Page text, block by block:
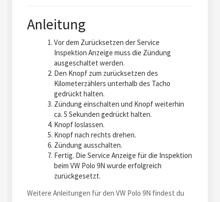
Anleitung
Vor dem Zurücksetzen der Service
Inspektion Anzeige muss die Zündung
ausgeschaltet werden.
Den Knopf zum zurücksetzen des
Kilometerzählers unterhalb des Tacho
gedrückt halten.
Zündung einschalten und Knopf weiterhin
ca. 5 Sekunden gedrückt halten.
Knopf loslassen.
Knopf nach rechts drehen.
Zündung ausschalten.
Fertig. Die Service Anzeige für die Inspektion
beim VW Polo 9N wurde erfolgreich
zurückgesetzt.
Weitere Anleitungen für den VW Polo 9N findest du